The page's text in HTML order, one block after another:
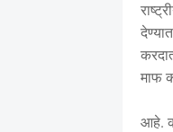
माफ
आहे.